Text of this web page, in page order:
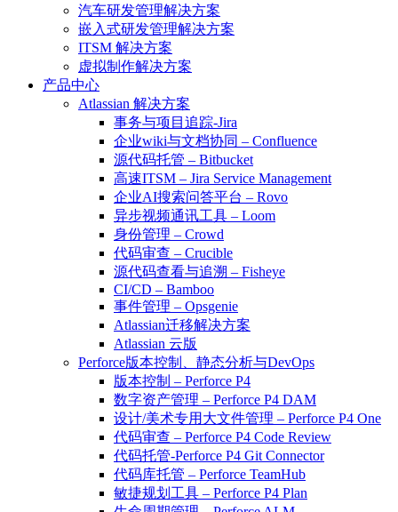
汽车研发管理解决方案
嵌入式研发管理解决方案
ITSM 解决方案
虚拟制作解决方案
产品中心
Atlassian 解决方案
事务与项目追踪-Jira
企业wiki与文档协同 – Confluence
源代码托管 – Bitbucket
高速ITSM – Jira Service Management
企业AI搜索问答平台 – Rovo
异步视频通讯工具 – Loom
身份管理 – Crowd
代码审查 – Crucible
源代码查看与追溯 – Fisheye
CI/CD – Bamboo
事件管理 – Opsgenie
Atlassian迁移解决方案
Atlassian 云版
Perforce版本控制、静态分析与DevOps
版本控制 – Perforce P4
数字资产管理 – Perforce P4 DAM
设计/美术专用大文件管理 – Perforce P4 One
代码审查 – Perforce P4 Code Review
代码托管-Perforce P4 Git Connector
代码库托管 – Perforce TeamHub
敏捷规划工具 – Perforce P4 Plan